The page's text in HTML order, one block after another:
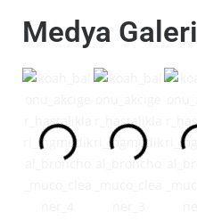
Medya Galeri